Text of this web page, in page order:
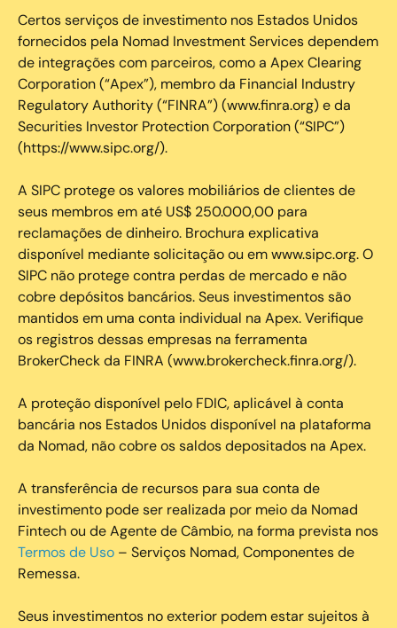
Certos serviços de investimento nos Estados Unidos
fornecidos pela Nomad Investment Services dependem
de integrações com parceiros, como a Apex Clearing
Corporation (“Apex”), membro da Financial Industry
Regulatory Authority (“FINRA”) (www.finra.org) e da
Securities Investor Protection Corporation (“SIPC”)
(https://www.sipc.org/).
A SIPC protege os valores mobiliários de clientes de
seus membros em até US$ 250.000,00 para
reclamações de dinheiro. Brochura explicativa
disponível mediante solicitação ou em www.sipc.org. O
SIPC não protege contra perdas de mercado e não
cobre depósitos bancários. Seus investimentos são
mantidos em uma conta individual na Apex. Verifique
os registros dessas empresas na ferramenta
BrokerCheck da FINRA (www.brokercheck.finra.org/).
A proteção disponível pelo FDIC, aplicável à conta
bancária nos Estados Unidos disponível na plataforma
da Nomad, não cobre os saldos depositados na Apex.
A transferência de recursos para sua conta de
investimento pode ser realizada por meio da Nomad
Fintech ou de Agente de Câmbio, na forma prevista nos
Termos de Uso – Serviços Nomad, Componentes de
Remessa.
Seus investimentos no exterior podem estar sujeitos à